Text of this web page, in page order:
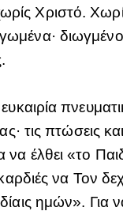
Χριστό.
τις πτώσεις
έλθει «το
καρδιές να
ημών».